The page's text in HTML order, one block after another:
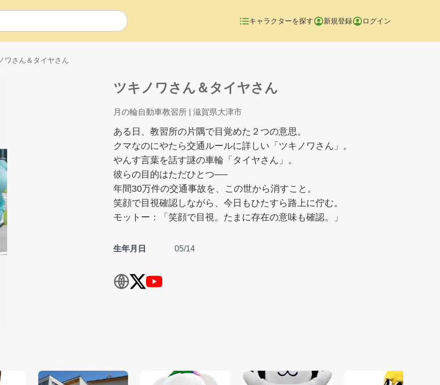
キャラクターを探す 新規登録 ログイン
ワさん＆タイヤさん
ツキノワさん＆タイヤさん
月の輪自動車教習所 | 滋賀県大津市
ある日、教習所の片隅で目覚めた２つの意思。
クマなのにやたら交通ルールに詳しい「ツキノワさん」。
やんす言葉を話す謎の車輪「タイヤさん」。
彼らの目的はただひとつ──
年間30万件の交通事故を、この世から消すこと。
笑顔で目視確認しながら、今日もひたすら路上に佇む。
モットー：「笑顔で目視。たまに存在の意味も確認。」
生年月日 05/14